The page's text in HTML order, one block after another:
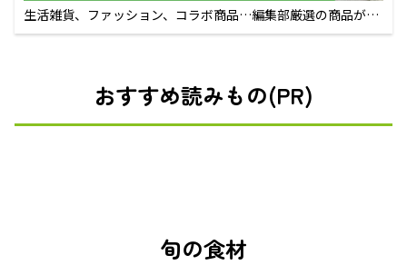
生活雑貨、ファッション、コラボ商品…編集部厳選の商品が買
えるECサイト
おすすめ読みもの(PR)
旬の食材